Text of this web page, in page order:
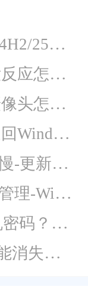
微软悄悄改变 Win11 24H2/25H2 音频运行逻辑
Windows11语音输入没反应怎么回事？Win11无法使用语音输入解决方法
华为Windows11电脑摄像头怎么打开？华为笔记本电脑自带摄像头打开方法
戴尔Windows11怎么退回Windows10？
为什么Win11网速超级慢-更新到Win11后网速变慢了怎么解决
Win11怎么打开计算机管理-Win11计算机管理工具在哪里打开的教学
华为电脑如何删除开机密码？华为Windows11电脑删除开机密码教程
华硕Windows11wifi功能消失怎么解决？